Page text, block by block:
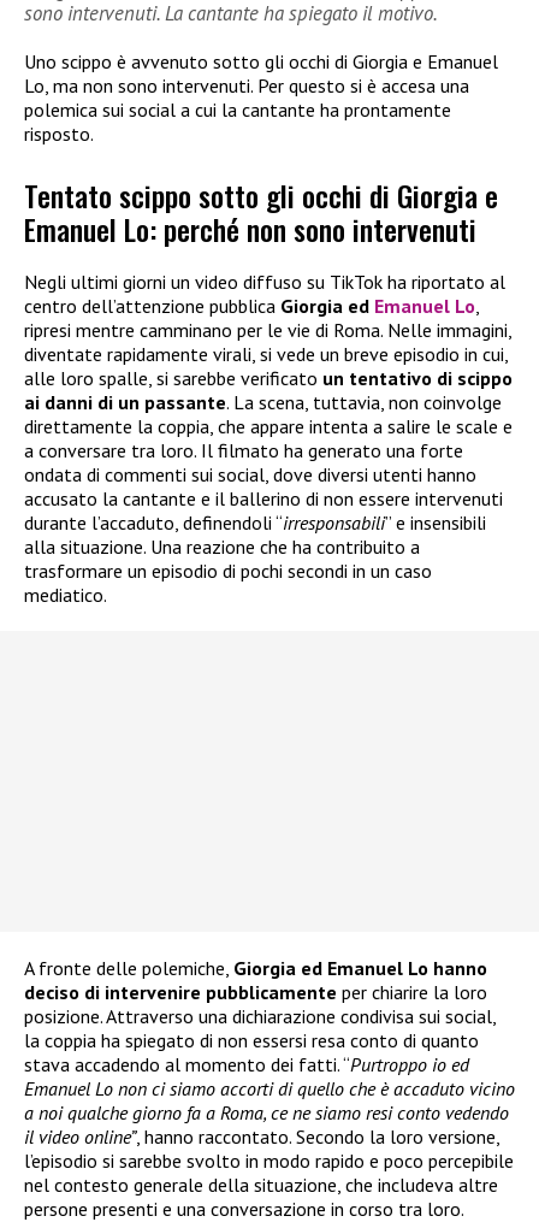
sono intervenuti. La cantante ha spiegato il motivo.
Uno scippo è avvenuto sotto gli occhi di Giorgia e Emanuel
Lo, ma non sono intervenuti. Per questo si è accesa una
polemica sui social a cui la cantante ha prontamente
risposto.
Tentato scippo sotto gli occhi di Giorgia e
Emanuel Lo: perché non sono intervenuti
Negli ultimi giorni un video diffuso su TikTok ha riportato al
centro dell’attenzione pubblica Giorgia ed Emanuel Lo
ripresi mentre camminano per le vie di Roma. Nelle immagini,
diventate rapidamente virali, si vede un breve episodio in cui,
alle loro spalle, si sarebbe verificato un tentativo di scippo
ai danni di un passante. La scena, tuttavia, non coinvolge
direttamente la coppia, che appare intenta a salire le scale e
a conversare tra loro. Il filmato ha generato una forte
ondata di commenti sui social, dove diversi utenti hanno
accusato la cantante e il ballerino di non essere intervenuti
durante l’accaduto, definendoli “irresponsabili” e insensibili
alla situazione. Una reazione che ha contribuito a
trasformare un episodio di pochi secondi in un caso
mediatico.
A fronte delle polemiche, Giorgia ed Emanuel Lo hanno
deciso di intervenire pubblicamente per chiarire la loro
posizione. Attraverso una dichiarazione condivisa sui social,
la coppia ha spiegato di non essersi resa conto di quanto
stava accadendo al momento dei fatti. “Purtroppo io ed
Emanuel Lo non ci siamo accorti di quello che è accaduto vicino
a noi qualche giorno fa a Roma, ce ne siamo resi conto vedendo
il video online”, hanno raccontato. Secondo la loro versione,
l’episodio si sarebbe svolto in modo rapido e poco percepibile
nel contesto generale della situazione, che includeva altre
persone presenti e una conversazione in corso tra loro.